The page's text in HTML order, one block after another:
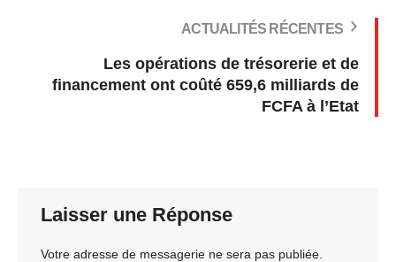
ACTUALITÉS RÉCENTES
Les opérations de trésorerie et de
financement ont coûté 659,6 milliards de
FCFA à l’Etat
Laisser une Réponse
Votre adresse de messagerie ne sera pas publiée.